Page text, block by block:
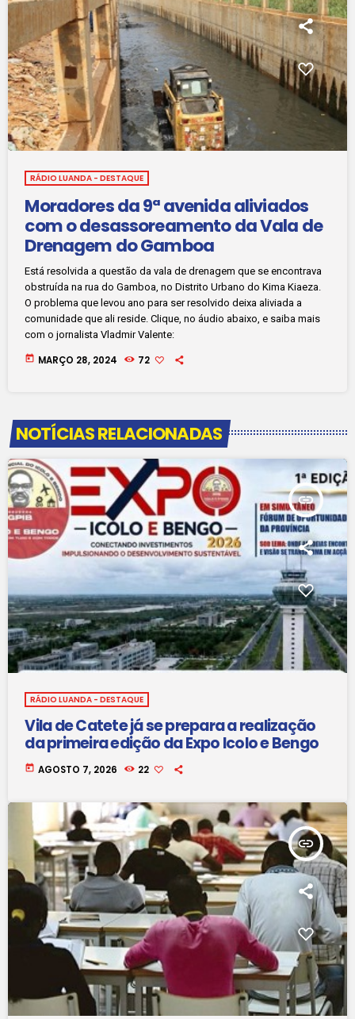
RÁDIO LUANDA - DESTAQUE
Moradores da 9ª avenida aliviados
com o desassoreamento da Vala de
Drenagem do Gamboa
Está resolvida a questão da vala de drenagem que se encontrava
obstruída na rua do Gamboa, no Distrito Urbano do Kima Kiaeza.
O problema que levou ano para ser resolvido deixa aliviada a
comunidade que ali reside. Clique, no áudio abaixo, e saiba mais
com o jornalista Vladmir Valente:
today MARÇO 28, 2024 72
NOTÍCIAS RELACIONADAS
insert_link
RÁDIO LUANDA - DESTAQUE
Vila de Catete já se prepara a realização
da primeira edição da Expo Icolo e Bengo
today AGOSTO 7, 2026 22
insert_link